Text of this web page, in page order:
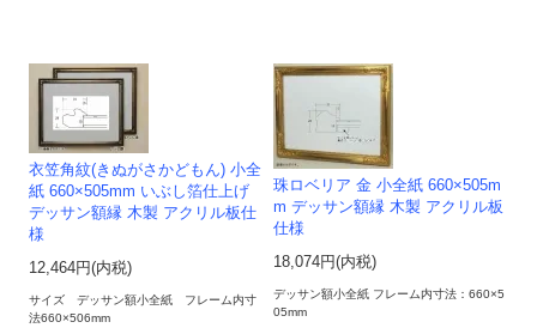
衣笠角紋(きぬがさかどもん) 小全
紙 660×505mm いぶし箔仕上げ
デッサン額縁 木製 アクリル板仕
様
12,464円(内税)
サイズ デッサン額小全紙 フレーム内寸
法660×506mm
珠ロベリア 金 小全紙 660×505m
m デッサン額縁 木製 アクリル板
仕様
18,074円(内税)
デッサン額小全紙 フレーム内寸法：660×5
05mm